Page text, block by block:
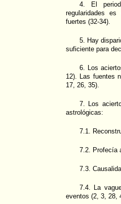
4. El
regularidades
fuertes (32-34).
5. Hay
suficiente para
6. Los
12). Las fuentes
17, 26, 35).
7. Los
astrológicas:
7.1.
7.2. Profecía
7.3.
7.4. La
eventos (2, 3, 28,